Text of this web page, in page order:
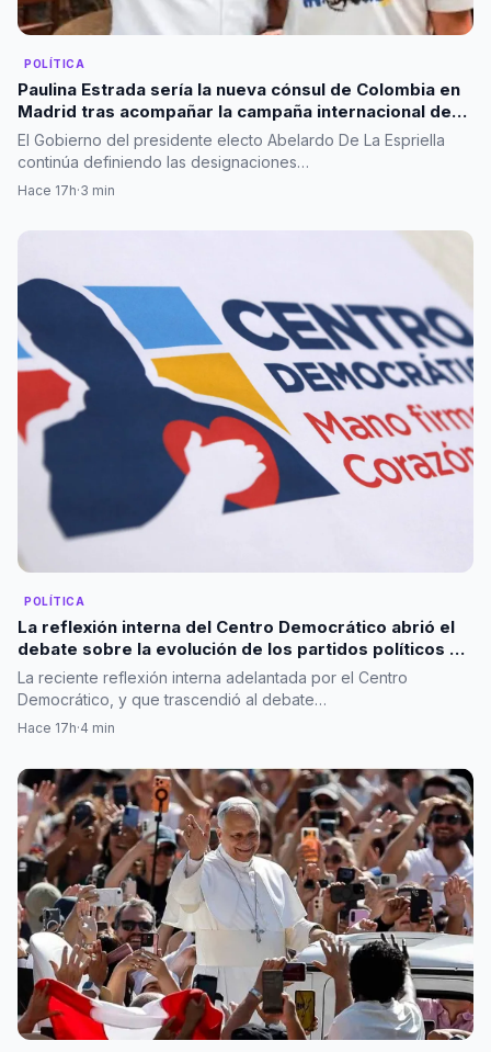
POLÍTICA
Paulina Estrada sería la nueva cónsul de Colombia en
Madrid tras acompañar la campaña internacional de
Abelardo De La Espriella
El Gobierno del presidente electo Abelardo De La Espriella
continúa definiendo las designaciones…
Hace 17h·3 min
POLÍTICA
La reflexión interna del Centro Democrático abrió el
debate sobre la evolución de los partidos políticos en
Colombia
La reciente reflexión interna adelantada por el Centro
Democrático, y que trascendió al debate…
Hace 17h·4 min